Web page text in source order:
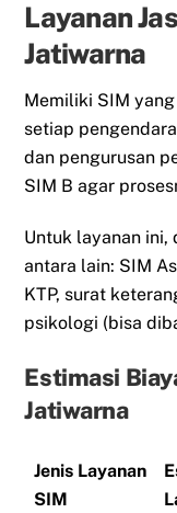
Layanan
Jatiwarna
Memiliki SIM
setiap
dan pengurusan
SIM B agar
Untuk layanan ini,
antara lain: SIM
KTP, surat
psikologi (bisa
Estimasi
Jatiwarna
Jenis Layanan
SIM